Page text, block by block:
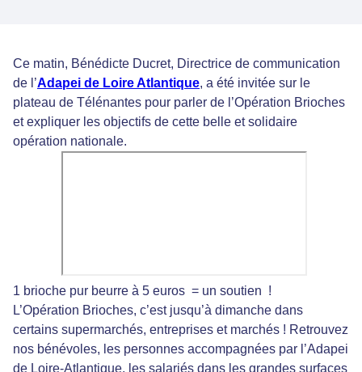
Ce matin, Bénédicte Ducret, Directrice de communication
de l’Adapei de Loire Atlantique, a été invitée sur le
plateau de Télénantes pour parler de l’Opération Brioches
et expliquer les objectifs de cette belle et solidaire
opération nationale.
1 brioche pur beurre à 5 euros = un soutien !
L’Opération Brioches, c’est jusqu’à dimanche dans
certains supermarchés, entreprises et marchés ! Retrouvez
nos bénévoles, les personnes accompagnées par l’Adapei
de Loire-Atlantique, les salariés dans les grandes surfaces